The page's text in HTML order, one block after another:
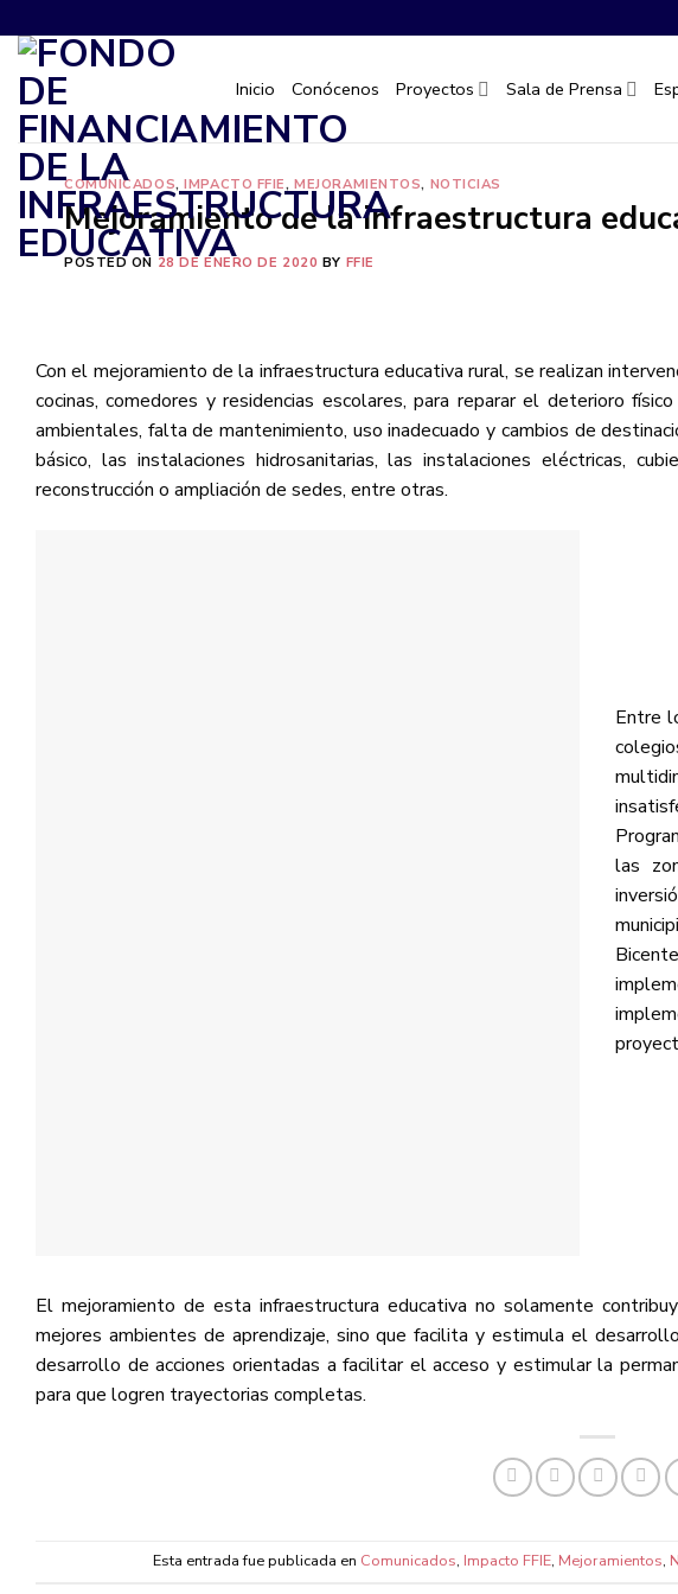
al
contenido
Inicio Conócenos Proyectos Sala de Prensa
COMUNICADOS,IMPACTO FFIE,MEJORAMIENTOS, NOTICIAS
Mejoramiento de la infraestructura
POSTED ON 28 DE ENERO DE 2020 BY FFIE
Con el mejoramiento de la infraestructura educativa rural, se realizan
cocinas, comedores y residencias escolares, para reparar el deterioro
ambientales, falta de mantenimiento, uso inadecuado y cambios de
básico, las instalaciones hidrosanitarias, las instalaciones eléctricas,
reconstrucción o ampliación de sedes, entre otras.
Entre
las
El mejoramiento de esta infraestructura educativa no solamente
mejores ambientes de aprendizaje, sino que facilita y estimula el
desarrollo de acciones orientadas a facilitar el acceso y estimular la
para que logren trayectorias completas.
Esta entrada fue publicada en Comunicados, Impacto FFIE, Mejoramientos,